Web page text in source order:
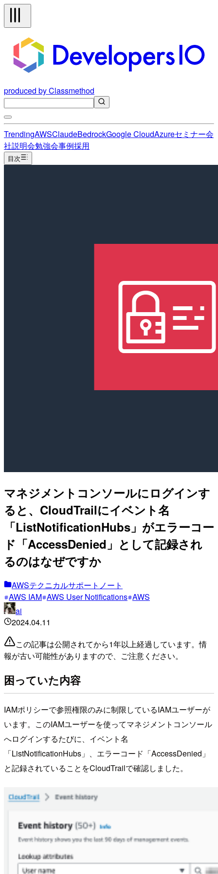
produced by Classmethod
TrendingAWSClaudeBedrockGoogle CloudAzureセミナー会
社説明会勉強会事例採用
目次
マネジメントコンソールにログインす
ると、CloudTrailにイベント名
「ListNotificationHubs」がエラーコー
ド「AccessDenied」として記録され
るのはなぜですか
AWSテクニカルサポートノート
AWS IAM AWS User Notifications AWS
ai
2024.04.11
この記事は公開されてから1年以上経過しています。情
報が古い可能性がありますので、ご注意ください。
困っていた内容
IAMポリシーで参照権限のみに制限しているIAMユーザーが
います。このIAMユーザーを使ってマネジメントコンソール
へログインするたびに、イベント名
「ListNotificationHubs」、エラーコード「AccessDenied」
と記録されていることをCloudTrailで確認しました。